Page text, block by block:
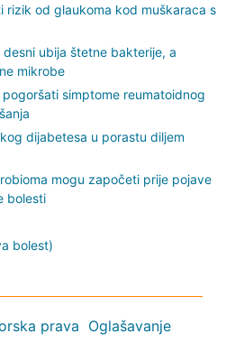
rizik od glaukoma kod muškaraca s
ubija štetne bakterije, a
mikrobe
simptome reumatoidnog
dijabetesa u porastu diljem
mogu započeti prije pojave
bolesti
bolest)
prava Oglašavanje